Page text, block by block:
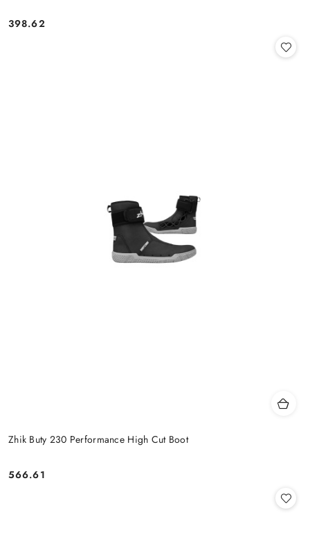
Cena:
398.62
Zhik Buty 230 Performance High Cut Boot
Cena:
566.61